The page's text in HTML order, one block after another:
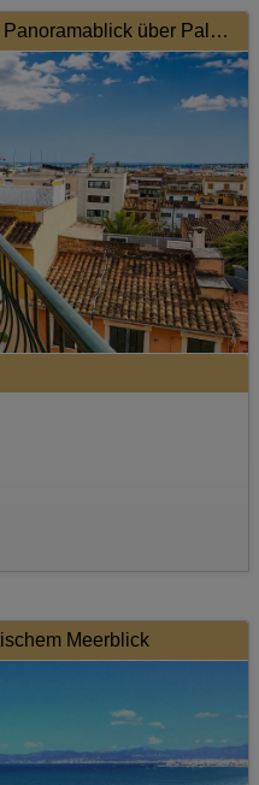
Penthouse mit spektakulärem Panoramablick über Palma
Meerblick